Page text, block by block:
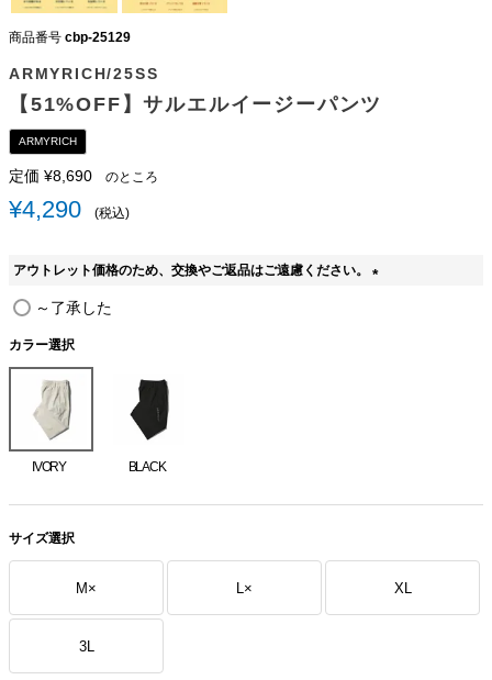
商品番号 cbp-25129
ARMYRICH/25SS
【51%OFF】サルエルイージーパンツ
ARMYRICH
定価 ¥8,690 のところ
¥4,290 税込
アウトレット価格のため、交換やご返品はご遠慮ください。
～了承した
カラー選択
IVORY BLACK
サイズ選択
M × L× XL
3L